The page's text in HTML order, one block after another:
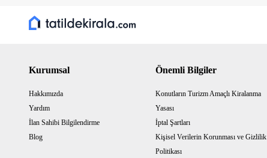
Kurumsal
Hakkımızda
Yardım
İlan Sahibi Bilgilendirme
Blog
Önemli Bilgiler
Konutların Turizm Amaçlı Kiralanma
Yasası
İptal Şartları
Kişisel Verilerin Korunması ve Gizlilik
Politikası